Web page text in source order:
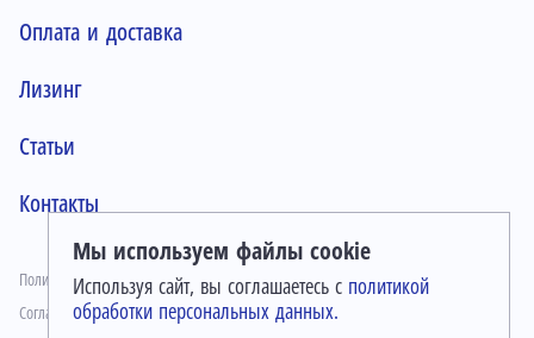
Оплата и доставка
Лизинг
Статьи
Контакты
Политика конфиденциальности
Согласие на обработку персональных данных
Мы используем файлы cookie
Используя сайт, вы соглашаетесь с политикой
обработки персональных данных.